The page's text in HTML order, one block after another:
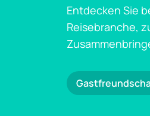
Entdecken Sie
Reisebranche,